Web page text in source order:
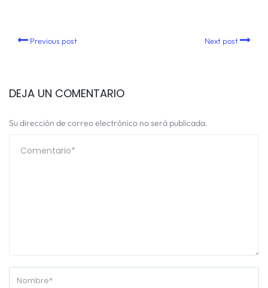
Previous post Next post
DEJA UN COMENTARIO
Su dirección de correo electrónico no será publicada.